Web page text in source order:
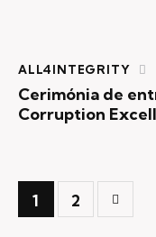
ALL4INTEGRITY
Cerimónia de
Corruption
1 2